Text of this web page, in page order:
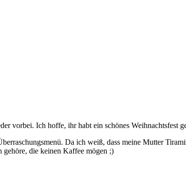
vorbei. Ich hoffe, ihr habt ein schönes Weihnachtsfest
Da ich weiß, dass meine Mutter
gehöre, die keinen Kaffee mögen ;)